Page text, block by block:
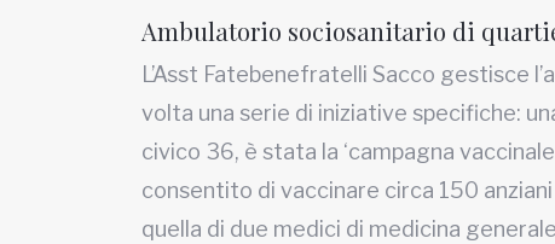
Ambulatorio sociosanitario di
L’Asst Fatebenefratelli Sacco gestisce
volta una serie di iniziative specifiche:
civico 36, è stata la ‘campagna
consentito di vaccinare circa 150
quella di due medici di medicina